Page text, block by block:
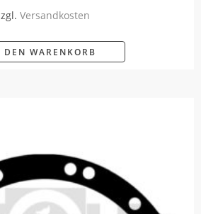
Versandkosten
DEN WARENKORB